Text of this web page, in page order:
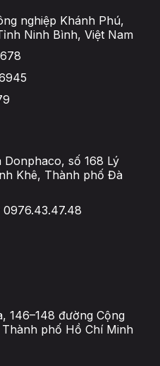
nghiệp Khánh Phú,
Ninh Bình, Việt Nam
Donphaco, số 168 Lý
Khê, Thành phố Đà
0976.43.47.48
146–148 đường Cộng
phố Hồ Chí Minh